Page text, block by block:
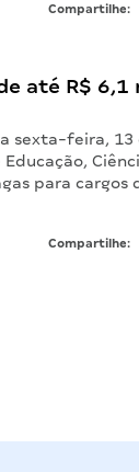
Compartilhe:
até R$ 6,1
sexta-feira,
para cargos
Compartilhe: